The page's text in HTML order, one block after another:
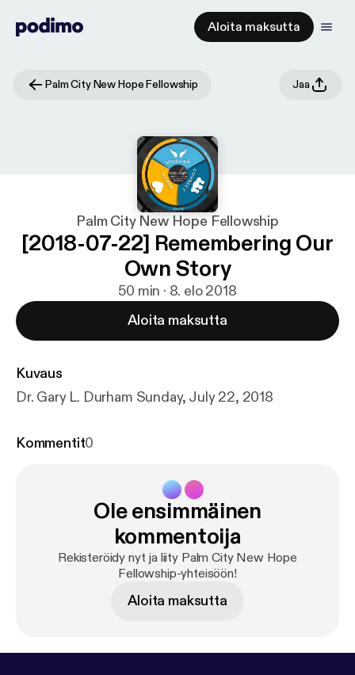
Aloita maksutta
Palm City New Hope Fellowship Jaa
Palm City New Hope Fellowship
[2018-07-22] Remembering Our
Own Story
50 min · 8. elo 2018
Aloita maksutta
Kuvaus
Dr. Gary L. Durham Sunday, July 22, 2018
Kommentit0
Ole ensimmäinen
kommentoija
Rekisteröidy nyt ja liity Palm City New Hope
Fellowship-yhteisöön!
Aloita maksutta